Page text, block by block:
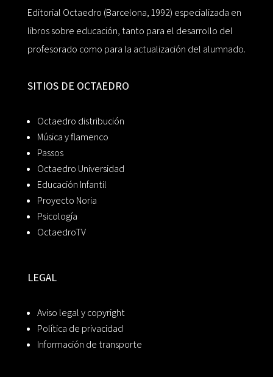
Editorial Octaedro (Barcelona, 1992) especializada en
libros sobre educación, tanto para el desarrollo del
profesorado como para la actualización del alumnado.
SITIOS DE OCTAEDRO
Octaedro distribución
Música y flamenco
Passos
Octaedro Universidad
Educación Infantil
Proyecto Noria
Psicología
OctaedroTV
LEGAL
Aviso legal y copyright
Política de privacidad
Información de transporte